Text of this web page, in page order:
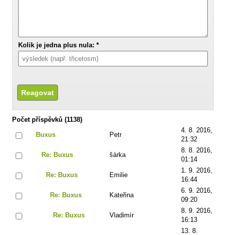
Kolik je jedna plus nula: *
Počet příspěvků (1138)
Buxus
Petr
4. 8. 2016,
21:32
Re: Buxus šárka
8. 8. 2016,
01:14
Re: Buxus Emilie
1. 9. 2016,
16:44
Re: Buxus Kateřina
6. 9. 2016,
09:20
Re: Buxus Vladimír
8. 9. 2016,
16:13
13. 8.